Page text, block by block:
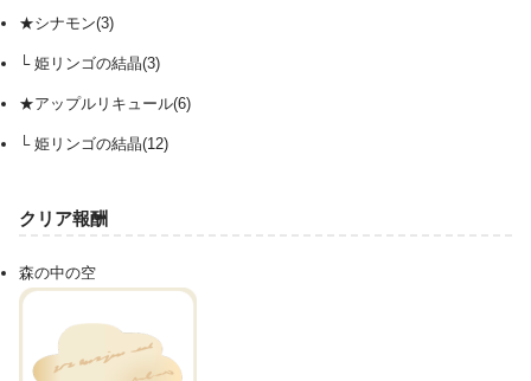
★シナモン(3)
└ 姫リンゴの結晶(3)
★アップルリキュール(6)
└ 姫リンゴの結晶(12)
クリア報酬
森の中の空